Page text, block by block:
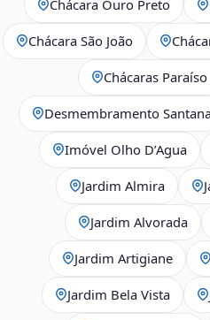
Chácara Ouro Preto
Chácara São João
Chácaras
Desmembramento Santana
Imóvel Olho D’Agua
Jardim Almira
Jardim Alvorada
Jardim Artigiane
Jardim Bela Vista